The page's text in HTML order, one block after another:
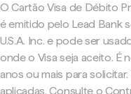
O Cartão Visa de Débito
é emitido pelo Lead Bank
U.S.A. Inc. e pode ser
onde o Visa seja aceito. É
anos ou mais para
aplicadas. Consulte o